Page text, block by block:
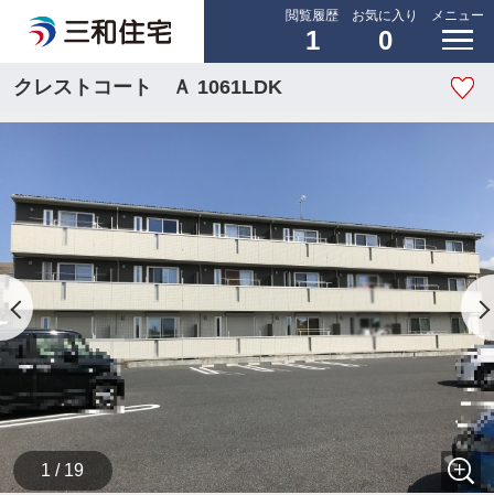
閲覧履歴
1
お気に入り
0
メニュー
クレストコート Ａ 1061LDK
1 / 19